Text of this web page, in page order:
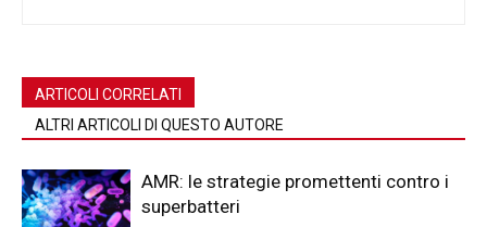
ARTICOLI CORRELATI
ALTRI ARTICOLI DI QUESTO AUTORE
AMR: le strategie promettenti contro i
superbatteri